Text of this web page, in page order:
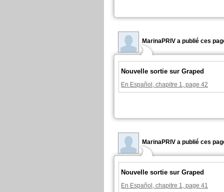
MarinaPRIV a publié ces
Nouvelle sortie sur Graped
En Español, chapitre 1, page 42
MarinaPRIV a publié ces
Nouvelle sortie sur Graped
En Español, chapitre 1, page 41